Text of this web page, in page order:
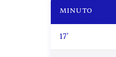
MINUTO
17'